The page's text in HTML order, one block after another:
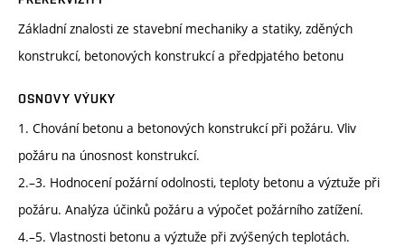
Základní znalosti ze stavební mechaniky a statiky, zděných
konstrukcí, betonových konstrukcí a předpjatého betonu
OSNOVY VÝUKY
1. Chování betonu a betonových konstrukcí při požáru. Vliv
požáru na únosnost konstrukcí.
2.–3. Hodnocení požární odolnosti, teploty betonu a výztuže při
požáru. Analýza účinků požáru a výpočet požárního zatížení.
4.–5. Vlastnosti betonu a výztuže při zvýšených teplotách.